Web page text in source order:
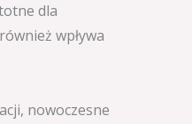
dla
wpływa
nowoczesne